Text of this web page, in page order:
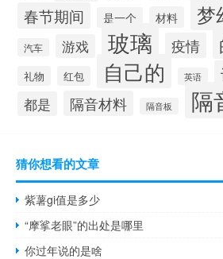
春节期间 是一个 材料 梦
汽车 游戏 玻璃 疫情
礼物 红包 自己的 英语
都是 隔音材料 隔音板 隔
猜你想看的文章
紫薯gi值是多少
“摩挲老眼”的出处是哪里
你过年说的是啥